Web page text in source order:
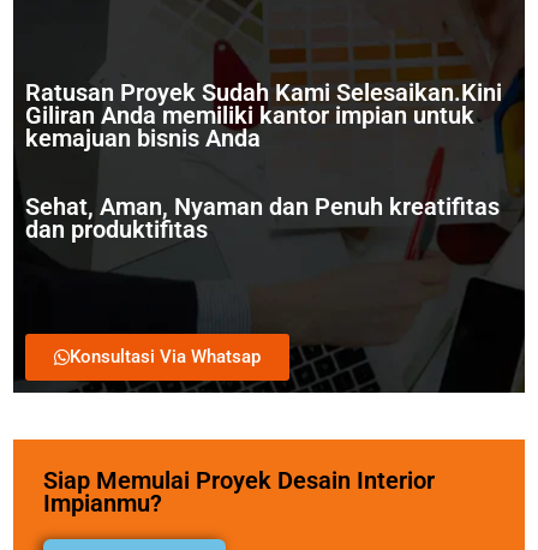
Ratusan Proyek Sudah Kami Selesaikan.Kini
Giliran Anda memiliki kantor impian untuk
kemajuan bisnis Anda
Sehat, Aman, Nyaman dan Penuh kreatifitas
dan produktifitas
Konsultasi Via Whatsap
Siap Memulai Proyek Desain Interior
Impianmu?